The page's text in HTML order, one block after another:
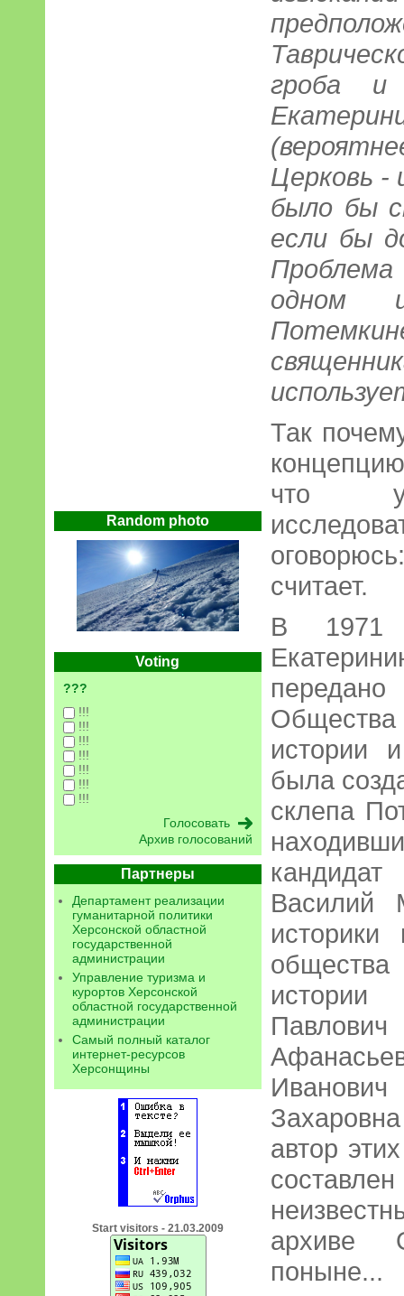
Random photo
Voting
???
!!!
!!!
!!!
!!!
!!!
!!!
!!!
Архив голосований
Партнеры
Департамент реализации
гуманитарной политики
Херсонской областной
государственной
администрации
Управление туризма и
курортов Херсонской
областной государственной
администрации
Самый полный каталог
интернет-ресурсов
Херсонщины
Start visitors - 21.03.2009
гроба и
Церковь -
было бы
если бы
одном
Так
что
считает.
В 1971
передано
истории
была
склепа
Василий
историки
истории
автор
архиве
поныне...